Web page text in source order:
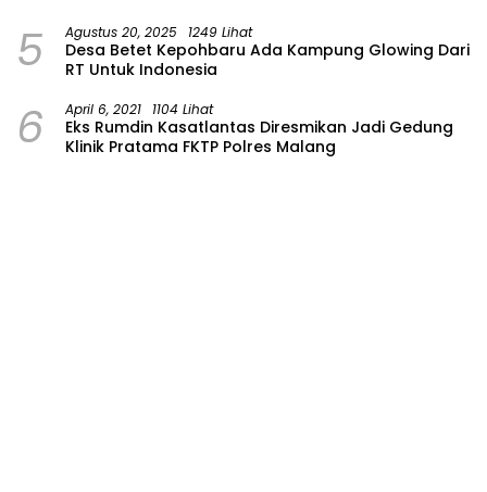
5 Agustus 20, 2025 1249 Lihat
Desa Betet Kepohbaru Ada Kampung Glowing Dari
RT Untuk Indonesia
6 April 6, 2021 1104 Lihat
Eks Rumdin Kasatlantas Diresmikan Jadi Gedung
Klinik Pratama FKTP Polres Malang